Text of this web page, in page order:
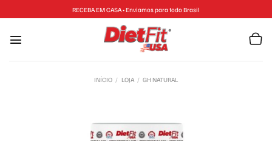
RECEBA EM CASA • Enviamos para todo Brasil
INÍCIO / LOJA / GH NATURAL